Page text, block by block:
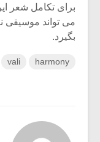
برای تکامل شعر
می تواند موسیقی
بگیرد.
harmony
vali